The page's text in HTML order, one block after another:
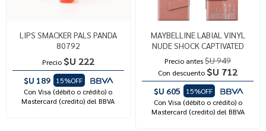
LIPS SMACKER PALS PANDA
80792
Precio $U 222
$U 189
15%OFF
Con Visa (débito o crédito) o
Mastercard (credito) del BBVA
MAYBELLINE LABIAL VINYL
NUDE SHOCK CAPTIVATED
Precio antes$U 949
Con descuento $U 712
$U 605
15%OFF
Con Visa (débito o crédito) o
Mastercard (credito) del BBVA